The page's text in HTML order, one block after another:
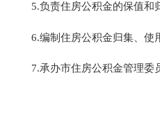
5.负责住房公积金的保值和
6.编制住房公积金归集、使
7.承办市住房公积金管理委员